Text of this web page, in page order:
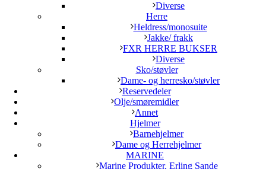
Diverse
Herre
Heldress/monosuite
Jakke/ frakk
FXR HERRE BUKSER
Diverse
Sko/støvler
Dame- og herresko/støvler
Reservedeler
Olje/smøremidler
Annet
Hjelmer
Barnehjelmer
Dame og Herrehjelmer
MARINE
Marine Produkter, Erling Sande